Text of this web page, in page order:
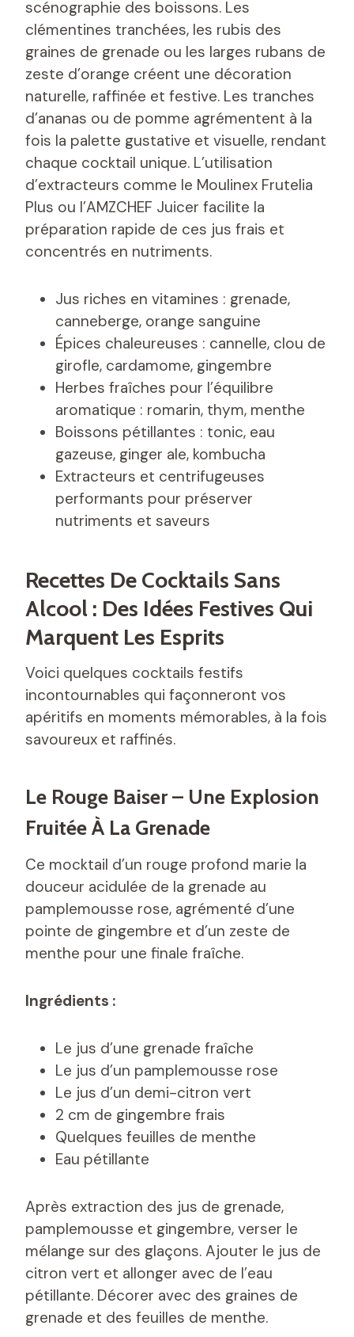
scénographie des boissons. Les
clémentines tranchées, les rubis des
graines de grenade ou les larges rubans de
zeste d’orange créent une décoration
naturelle, raffinée et festive. Les tranches
d’ananas ou de pomme agrémentent à la
fois la palette gustative et visuelle, rendant
chaque cocktail unique. L’utilisation
d’extracteurs comme le Moulinex Frutelia
Plus ou l’AMZCHEF Juicer facilite la
préparation rapide de ces jus frais et
concentrés en nutriments.
Jus riches en vitamines : grenade,
canneberge, orange sanguine
Épices chaleureuses : cannelle, clou de
girofle, cardamome, gingembre
Herbes fraîches pour l’équilibre
aromatique : romarin, thym, menthe
Boissons pétillantes : tonic, eau
gazeuse, ginger ale, kombucha
Extracteurs et centrifugeuses
performants pour préserver
nutriments et saveurs
Recettes De Cocktails Sans
Alcool : Des Idées Festives Qui
Marquent Les Esprits
Voici quelques cocktails festifs
incontournables qui façonneront vos
apéritifs en moments mémorables, à la fois
savoureux et raffinés.
Le Rouge Baiser – Une Explosion
Fruitée À La Grenade
Ce mocktail d’un rouge profond marie la
douceur acidulée de la grenade au
pamplemousse rose, agrémenté d’une
pointe de gingembre et d’un zeste de
menthe pour une finale fraîche.
Ingrédients :
Le jus d’une grenade fraîche
Le jus d’un pamplemousse rose
Le jus d’un demi-citron vert
2 cm de gingembre frais
Quelques feuilles de menthe
Eau pétillante
Après extraction des jus de grenade,
pamplemousse et gingembre, verser le
mélange sur des glaçons. Ajouter le jus de
citron vert et allonger avec de l’eau
pétillante. Décorer avec des graines de
grenade et des feuilles de menthe.